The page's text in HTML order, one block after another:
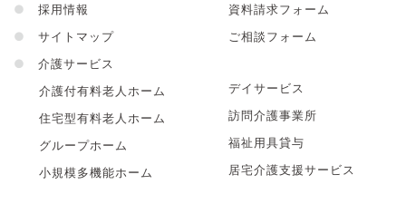
●
採用情報
●
サイトマップ
●
介護サービス
介護付有料老人ホーム
住宅型有料老人ホーム
グループホーム
小規模多機能ホーム
資料請求フォーム
ご相談フォーム
デイサービス
訪問介護事業所
福祉用具貸与
居宅介護支援サービス